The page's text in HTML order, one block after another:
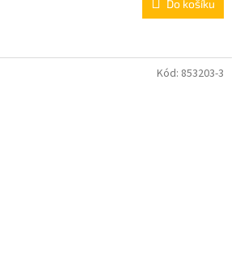
Do košíku
Kód: 853203-3